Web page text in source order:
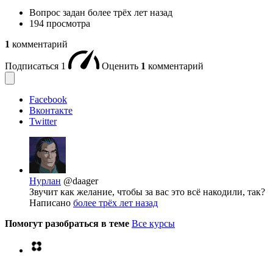
Вопрос задан более трёх лет назад
194 просмотра
1 комментарий
Подписаться 1 Оценить 1 комментарий
Facebook
Вконтакте
Twitter
Нурлан @daager
Звучит как желание, чтобы за вас это всё накодили, так?
Написано более трёх лет назад
Помогут разобраться в теме Все курсы